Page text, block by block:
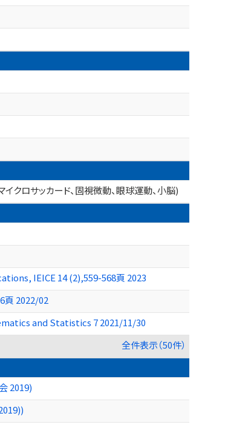
クロサッカード、固視微動、眼球運動、小脳)
IEICE 14 (2),559-568頁 2023
2022/02
and Statistics 7 2021/11/30
全件表示（50件）
2019)